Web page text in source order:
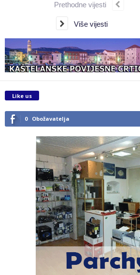
Prethodne vijesti
Više vijesti
Like us
0 Obožavatelja